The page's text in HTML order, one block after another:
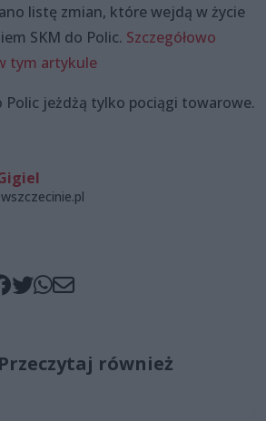
listę zmian, które wejdą w życie
SKM do Polic. Szczegółowo
tym artykule
Polic jeżdżą tylko pociągi towarowe.
Przeczytaj również